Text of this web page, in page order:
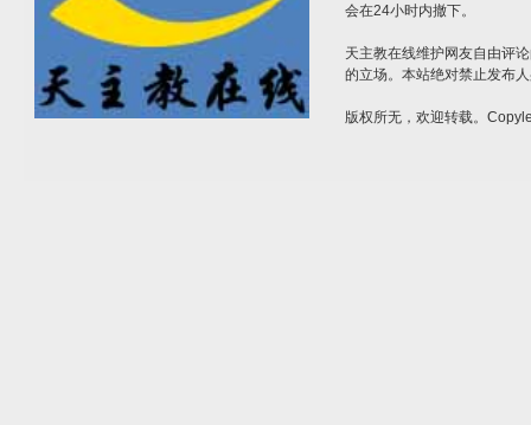
会在24小时内撤下。
天主教在线维护网友自由评
的立场。本站绝对禁止发布
版权所无，欢迎转载。